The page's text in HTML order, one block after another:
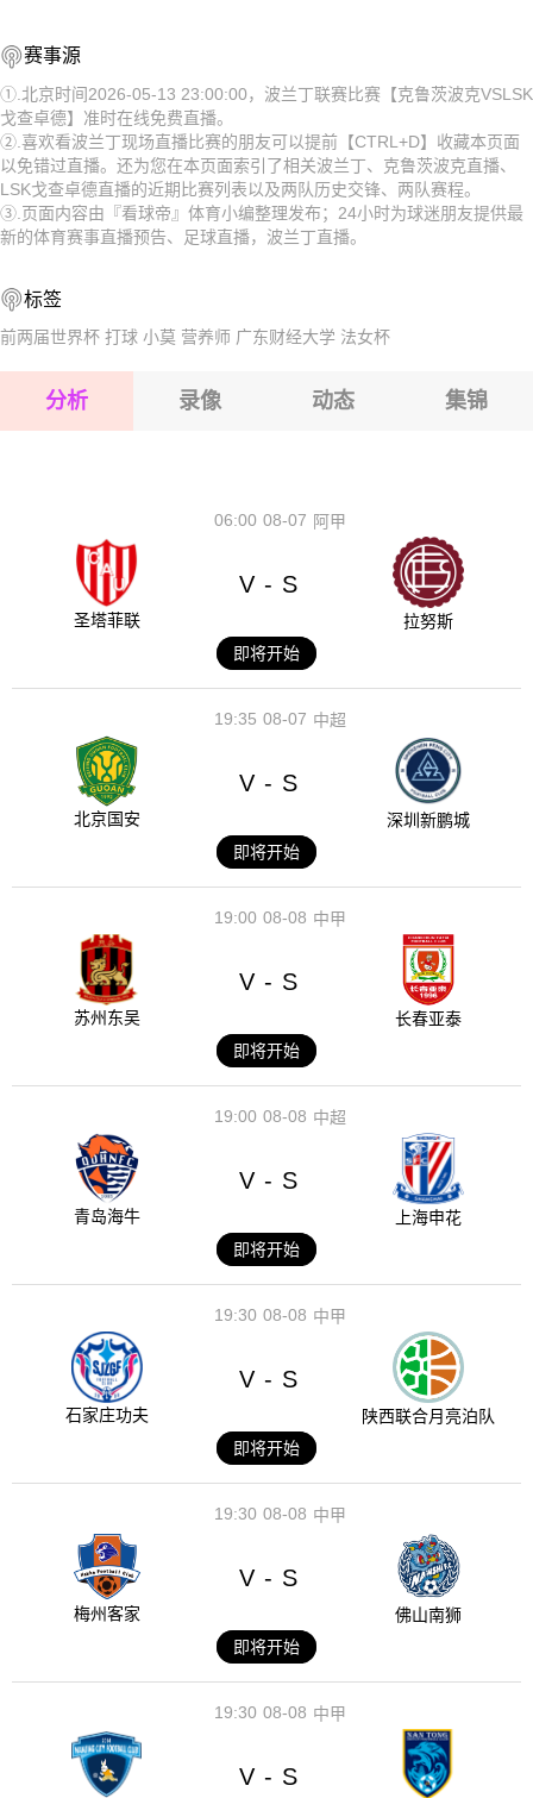
2026-08-15 【波兰丁】 克鲁茨波克VSLSK戈查卓德
2026-08-15 【波兰丁】 克鲁茨波克VSLSK戈查卓德
2026-08-15 【波兰丁】 克鲁茨波克VSLSK戈查卓德
2026-08-15 【波兰丁】 克鲁茨波克VSLSK戈查卓德
2026-08-15 【波兰丁】 克鲁茨波克VSLSK戈查卓德
2026-08-15 【波兰丁】 克鲁茨波克VSLSK戈查卓德
2026-08-15 【波兰丁】 克鲁茨波克VSLSK戈查卓德
赛事源
①.北京时间2026-05-13 23:00:00，波兰丁联赛比赛【克鲁茨波克VSLSK
戈查卓德】准时在线免费直播。
②.喜欢看波兰丁现场直播比赛的朋友可以提前【CTRL+D】收藏本页面
以免错过直播。还为您在本页面索引了相关波兰丁、克鲁茨波克直播、
LSK戈查卓德直播的近期比赛列表以及两队历史交锋、两队赛程。
③.页面内容由『看球帝』体育小编整理发布；24小时为球迷朋友提供最
新的体育赛事直播预告、足球直播，波兰丁直播。
标签
前两届世界杯 打球 小莫 营养师 广东财经大学 法女杯
分析 录像 动态 集锦
08-07
06:00 阿甲
圣塔菲联
V - S
拉努斯
即将开始
08-07
19:35 中超
北京国安
V - S
深圳新鹏城
即将开始
08-08
19:00 中甲
苏州东吴
V - S
长春亚泰
即将开始
08-08
19:00 中超
青岛海牛
V - S
上海申花
即将开始
08-08
19:30 中甲
石家庄功夫
V - S
陕西联合月亮泊队
即将开始
08-08
19:30 中甲
梅州客家
V - S
佛山南狮
即将开始
08-08
19:30 中甲
V - S